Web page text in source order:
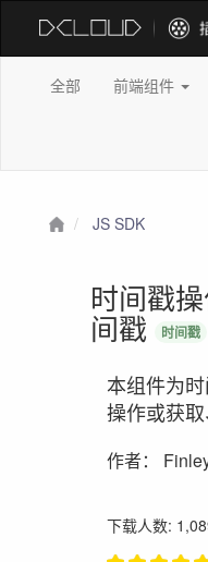
全部 前端组件
JS SDK
时间戳
间戳 时间戳
本组件为
操作或获取
作者：
下载人数: